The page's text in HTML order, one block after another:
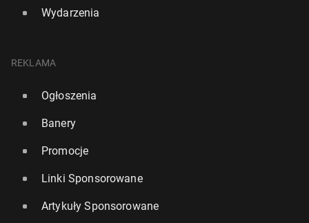
Wydarzenia
REKLAMA
Ogłoszenia
Banery
Promocje
Linki Sponsorowane
Artykuły Sponsorowane